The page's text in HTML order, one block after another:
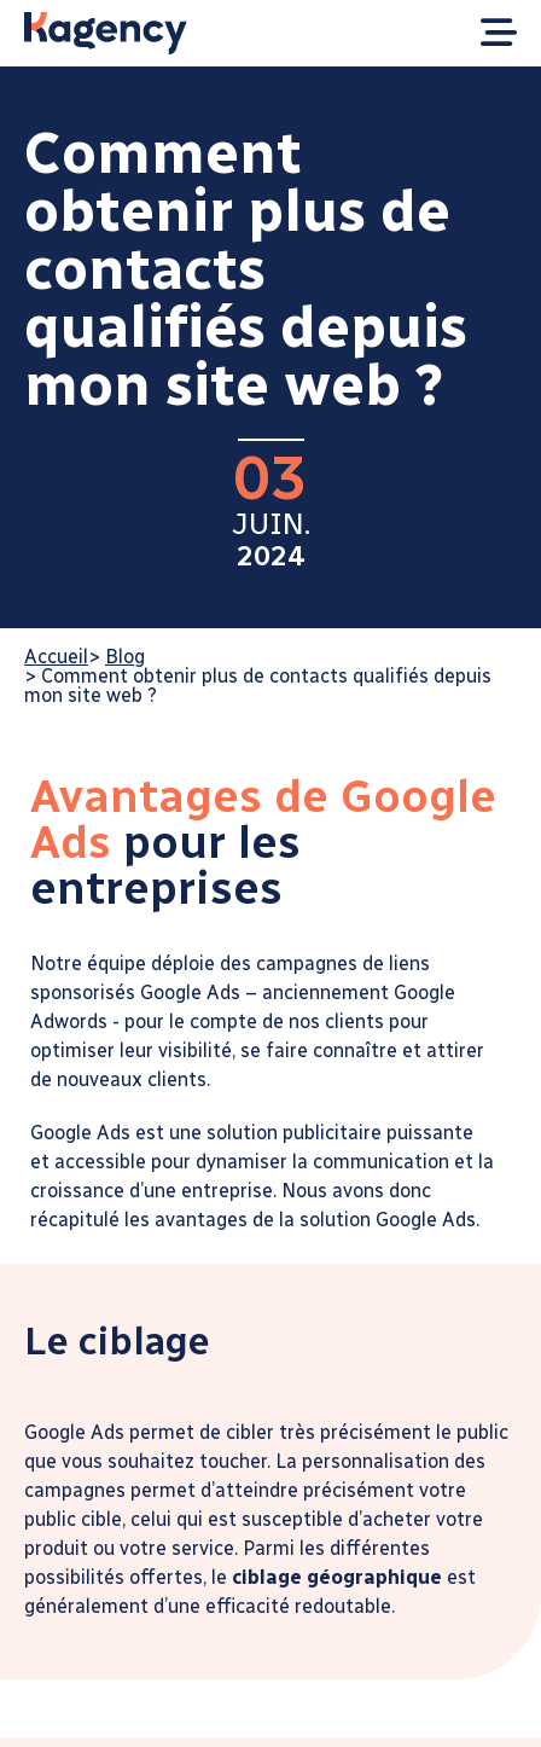
Comment
obtenir plus de
contacts
qualifiés depuis
mon site web ?
03
JUIN.
2024
Accueil> Blog
> Comment obtenir plus de contacts qualifiés depuis
mon site web ?
Avantages de Google
Ads pour les
entreprises
Notre équipe déploie des campagnes de liens
sponsorisés Google Ads – anciennement Google
Adwords - pour le compte de nos clients pour
optimiser leur visibilité, se faire connaître et attirer
de nouveaux clients.
Google Ads est une solution publicitaire puissante
et accessible pour dynamiser la communication et la
croissance d’une entreprise. Nous avons donc
récapitulé les avantages de la solution Google Ads.
Le ciblage
Google Ads permet de cibler très précisément le public
que vous souhaitez toucher. La personnalisation des
campagnes permet d’atteindre précisément votre
public cible, celui qui est susceptible d’acheter votre
produit ou votre service. Parmi les différentes
possibilités offertes, le ciblage géographique est
généralement d’une efficacité redoutable.